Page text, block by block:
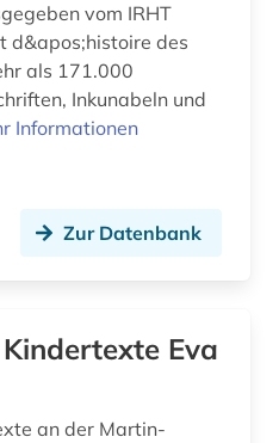
elektronische bibliothek (7)
vom IRHT
d&apos;histoire des
als 171.000
Inkunabeln und
Informationen
Zur Datenbank
Eva
an der Martin-